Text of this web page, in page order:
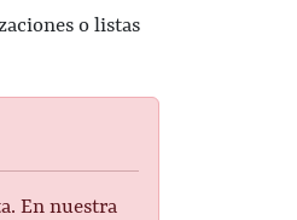
o listas
En nuestra